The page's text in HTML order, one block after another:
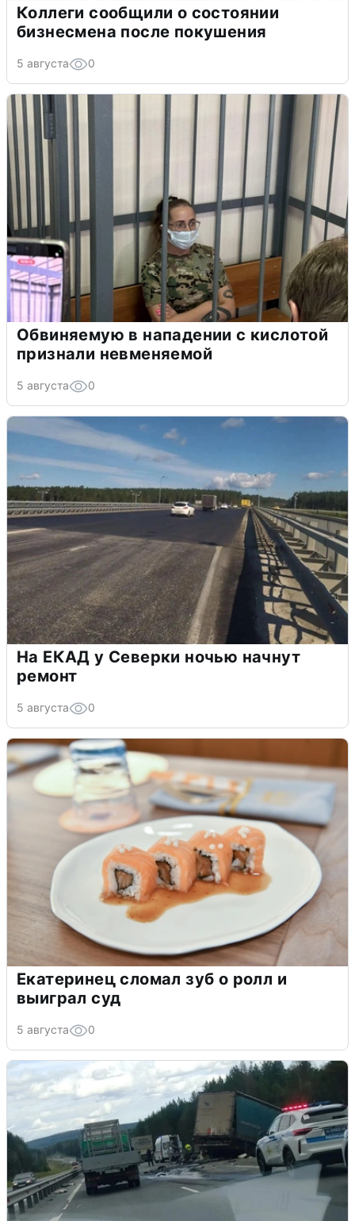
Коллеги сообщили о состоянии
бизнесмена после покушения
5 августа 0
Обвиняемую в нападении с кислотой
признали невменяемой
5 августа 0
На ЕКАД у Северки ночью начнут
ремонт
5 августа 0
Екатеринец сломал зуб о ролл и
выиграл суд
5 августа 0